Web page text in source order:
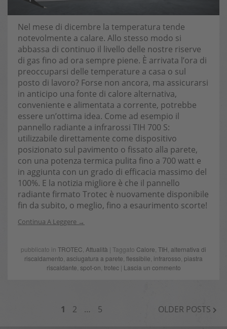
Nel mese di dicembre la temperatura tende
notevolmente a calare. Allo stesso modo si
abbassa di continuo il livello delle nostre riserve
di gas fino ad ora sempre piene. È arrivata l’ora di
preoccuparsi delle temperature a casa o sul
posto di lavoro? Forse non ancora, ma assicurarsi
in anticipo una fonte di calore alternativa,
conveniente e alimentata a corrente, potrebbe
essere un’ottima idea. Come ad esempio il
pannello radiante a infrarossi TIH 700 S:
utilizzabile direttamente come dispositivo
posizionato sul pavimento o fissato alla parete,
con una potenza termica pulita fino a 700 watt e
in aggiunta con un grado di efficacia massimo del
100%. E la notizia migliore è che il pannello
radiante firmato Trotec è nuovamente disponibile
fin da subito, o meglio, fino a esaurimento scorte!
Continua A Leggere
pubblicato in TROTEC Attualità | Taggato Calore TIH alternativa di
riscaldamento asciugatura a parete flessibile infrarosso piastra
riscaldante spot-on trotec| Lascia un commento
1 2 … 5 OLDER POSTS